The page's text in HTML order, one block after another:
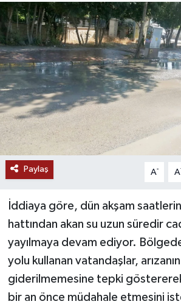
Paylaş A- A
İddiaya göre, dün akşam
hattından akan su uzun süredir
yayılmaya devam ediyor.
yolu kullanan vatandaşlar,
giderilmemesine tepki
bir an önce müdahale etmesini